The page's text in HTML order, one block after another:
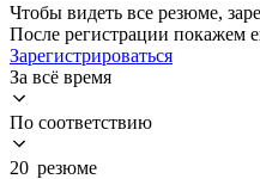
Чтобы видеть все резюме,
После регистрации покажем
Зарегистрироваться
За всё время
По соответствию
20 резюме